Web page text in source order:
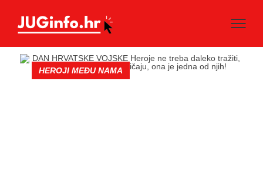
HEROJI MEĐU NAMA